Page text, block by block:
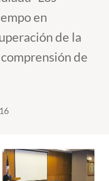
en
de la
de